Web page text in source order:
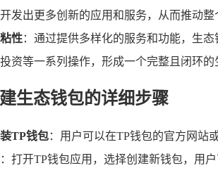
发出更多创新的应用和服务，从而推动整
性：通过提供多样化的服务和功能，生
资等一系列操作，形成一个完整且闭环的
生态钱包的详细步骤
TP钱包：用户可以在TP钱包的官方网站
：打开TP钱包应用，选择创建新钱包，用